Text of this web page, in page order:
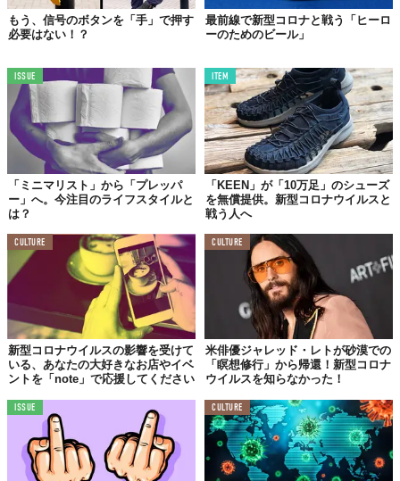
もう、信号のボタンを「手」で押す
必要はない！？
最前線で新型コロナと戦う「ヒーロ
ーのためのビール」
ISSUE
「ミニマリスト」から「プレッパ
ー」へ。今注目のライフスタイルと
は？
ITEM
「KEEN」が「10万足」のシューズ
を無償提供。新型コロナウイルスと
戦う人へ
CULTURE
新型コロナウイルスの影響を受けて
いる、あなたの大好きなお店やイベ
ントを「note」で応援してください
CULTURE
米俳優ジャレッド・レトが砂漠での
「瞑想修行」から帰還！新型コロナ
ウイルスを知らなかった！
ISSUE CULTURE